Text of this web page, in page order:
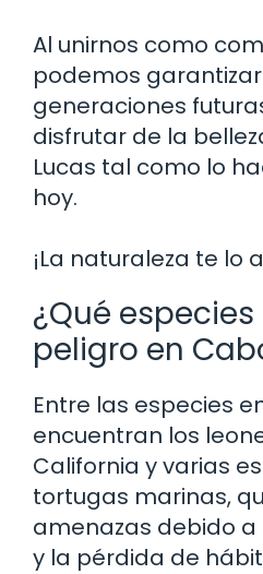
Al unirnos como
podemos
generaciones
disfrutar de la
Lucas tal como lo
hoy.
¡La naturaleza te lo
¿Qué
peligro en
Entre las especies
encuentran los
California y varias
tortugas marinas,
amenazas debido
y la pérdida de